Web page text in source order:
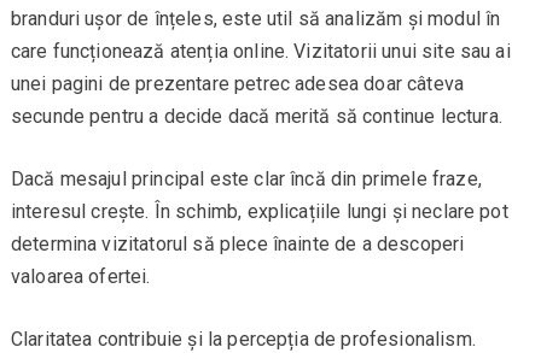
branduri ușor de înțeles, este util să analizăm și modul în
care funcționează atenția online. Vizitatorii unui site sau ai
unei pagini de prezentare petrec adesea doar câteva
secunde pentru a decide dacă merită să continue lectura.
Dacă mesajul principal este clar încă din primele fraze,
interesul crește. În schimb, explicațiile lungi și neclare pot
determina vizitatorul să plece înainte de a descoperi
valoarea ofertei.
Claritatea contribuie și la percepția de profesionalism.